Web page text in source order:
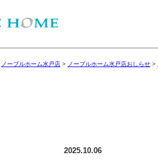
ノーブルホーム水戸店 > ノーブルホーム水戸店おしらせ >
2025.10.06